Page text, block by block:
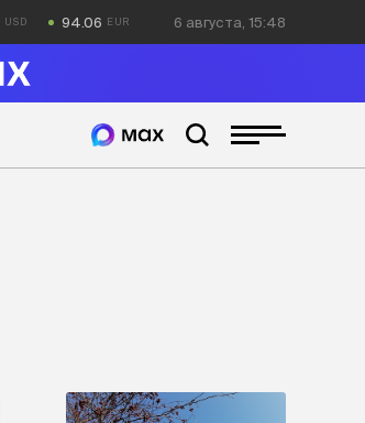
94.06 6 августа, 15:48